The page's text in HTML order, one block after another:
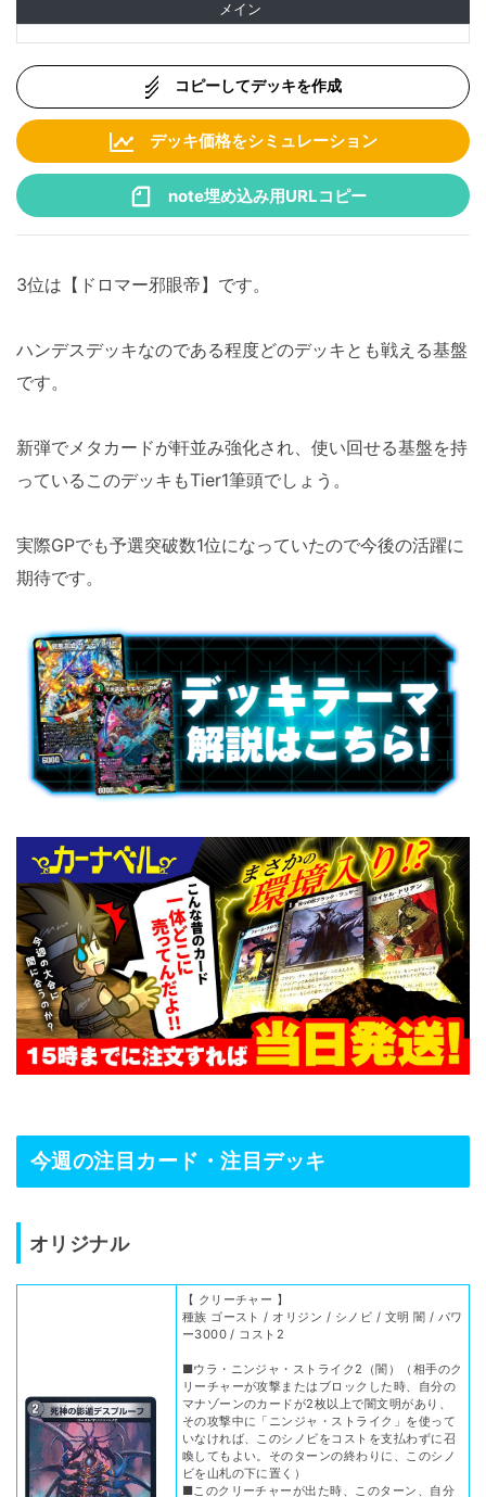
メイン
コピーしてデッキを作成
デッキ価格をシミュレーション
note埋め込み用URLコピー
3位は【ドロマー邪眼帝】です。
ハンデスデッキなのである程度どのデッキとも戦える基盤
です。
新弾でメタカードが軒並み強化され、使い回せる基盤を持
っているこのデッキもTier1筆頭でしょう。
実際GPでも予選突破数1位になっていたので今後の活躍に
期待です。
今週の注目カード・注目デッキ
オリジナル
【 クリーチャー 】
種族 ゴースト / オリジン / シノビ / 文明 闇 / パワ
ー3000 / コスト2
■ウラ・ニンジャ・ストライク2（闇）（相手のク
リーチャーが攻撃またはブロックした時、自分の
マナゾーンのカードが2枚以上で闇文明があり、
その攻撃中に「ニンジャ・ストライク」を使って
いなければ、このシノビをコストを支払わずに召
喚してもよい。そのターンの終わりに、このシノ
ビを山札の下に置く）
■このクリーチャーが出た時、このターン、自分